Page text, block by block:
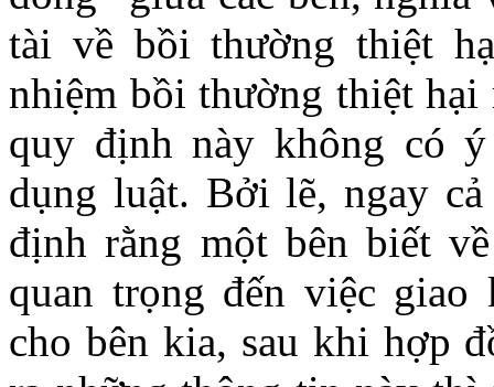
tài về bồi thường thiệt
nhiệm bồi thường thiệt
quy định này không có
dụng luật. Bởi lẽ, ngay
định rằng một bên biết
quan trọng đến việc
cho bên kia, sau khi hợp